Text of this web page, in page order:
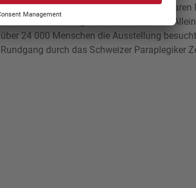
den Rollstuhl setzen und durch den
Querschnittlähmung lernen und erfahren.
über 24 000 Menschen die Ausstellung
Rundgang durch das Schweizer Paraplegiker